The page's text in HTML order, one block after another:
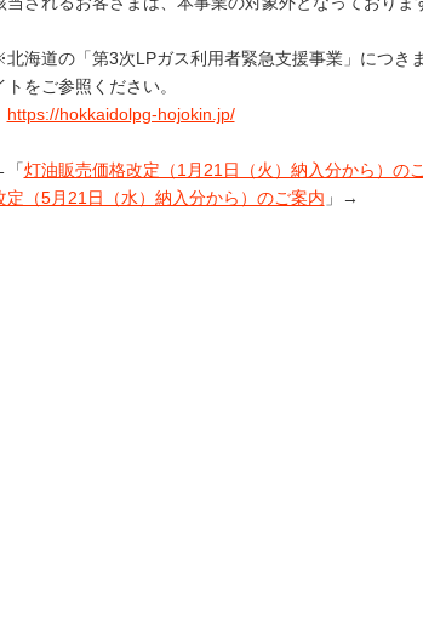
海道の「第3次LPガス利用者緊急支援事業」につき
トをご参照ください。
https://hokkaidolpg-hojokin.jp/
「灯油販売価格改定（1月21日（火）納入分から）の
定（5月21日（水）納入分から）のご案内 」→